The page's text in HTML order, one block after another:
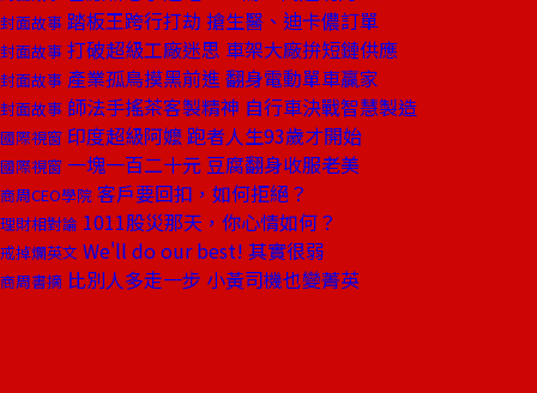
封面故事 踏板王跨行打劫 搶生醫、迪卡儂訂單
封面故事 打破超級工廠迷思 車架大廠拚短鏈供應
封面故事 產業孤鳥摸黑前進 翻身電動單車贏家
封面故事 師法手搖茶客製精神 自行車決戰智慧製造
國際視窗 印度超級阿嬤 跑者人生93歲才開始
國際視窗 一塊一百二十元 豆腐翻身收服老美
商周CEO學院 客戶要回扣，如何拒絕？
理財相對論 1011股災那天，你心情如何？
戒掉爛英文 We'll do our best! 其實很弱
商周書摘 比別人多走一步 小黃司機也變菁英